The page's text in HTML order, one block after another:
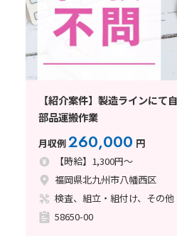
【紹介案件】製造ラインにて
部品運搬作業
月収例260,000 円
【時給】1,300円～
福岡県北九州市八幡西区
検査、組立・組付け、その他
58650-00